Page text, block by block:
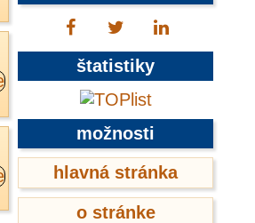
štatistiky
možnosti
hlavná stránka
o stránke